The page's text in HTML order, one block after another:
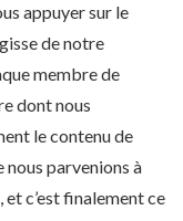
appuyer sur le
de notre
membre de
dont nous
le contenu de
nous parvenions à
et c’est finalement ce